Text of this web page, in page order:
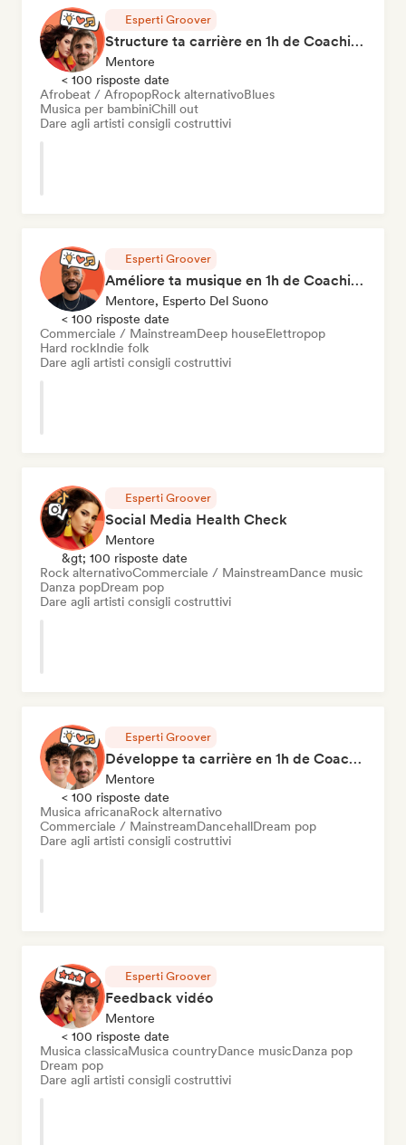
Esperti Groover
Structure ta carrière en 1h de Coaching
Mentore
< 100 risposte date
Afrobeat / AfropopRock alternativoBlues
Musica per bambiniChill out
Dare agli artisti consigli costruttivi
Esperti Groover
Améliore ta musique en 1h de Coaching
Mentore, Esperto Del Suono
< 100 risposte date
Commerciale / MainstreamDeep houseElettropop
Hard rockIndie folk
Dare agli artisti consigli costruttivi
Esperti Groover
Social Media Health Check
Mentore
&gt; 100 risposte date
Rock alternativoCommerciale / MainstreamDance music
Danza popDream pop
Dare agli artisti consigli costruttivi
Esperti Groover
Développe ta carrière en 1h de Coaching
Mentore
< 100 risposte date
Musica africanaRock alternativo
Commerciale / MainstreamDancehallDream pop
Dare agli artisti consigli costruttivi
Esperti Groover
Feedback vidéo
Mentore
< 100 risposte date
Musica classicaMusica countryDance musicDanza pop
Dream pop
Dare agli artisti consigli costruttivi